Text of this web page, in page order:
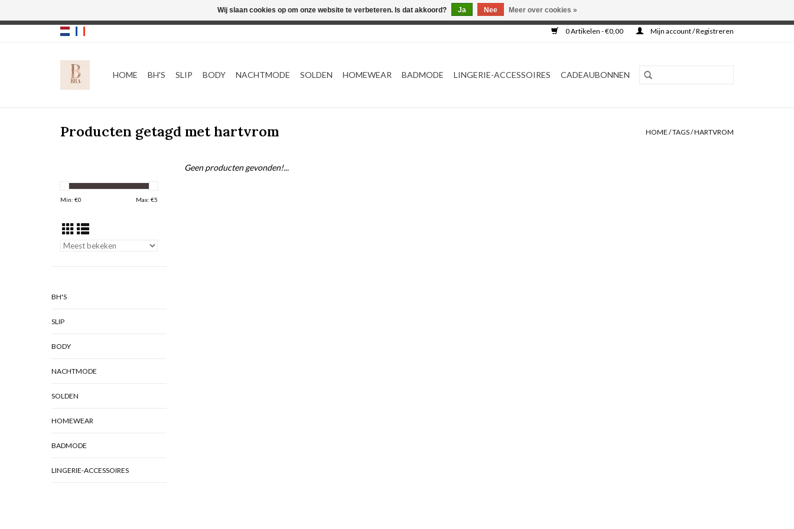
0 Artikelen - €0,00 Mijn account / Registreren
HOME BH'S SLIP BODY NACHTMODE SOLDEN HOMEWEAR BADMODE LINGERIE-ACCESSOIRES CADEAUBONNEN
Producten getagd met hartvrom HOME /TAGS/HARTVROM
Min: €0 Max: €5
BH'S
SLIP
BODY
NACHTMODE
SOLDEN
HOMEWEAR
BADMODE
LINGERIE-ACCESSOIRES
Geen producten gevonden!...
Wij slaan cookies op om onze website te verbeteren. Is dat akkoord? Ja Nee Meer over cookies »
Webshop werkt met EU maten. .